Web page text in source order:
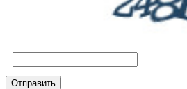
Отправить